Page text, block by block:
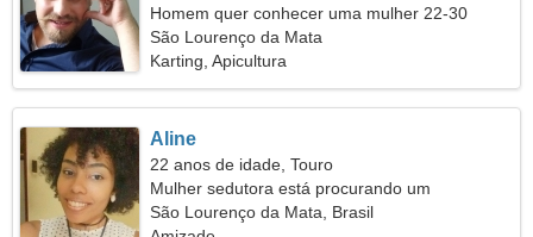
Homem quer conhecer uma mulher 22-30
São Lourenço da Mata
Karting, Apicultura
Aline
22 anos de idade, Touro
Mulher sedutora está procurando um
relacionamento
São Lourenço da Mata, Brasil